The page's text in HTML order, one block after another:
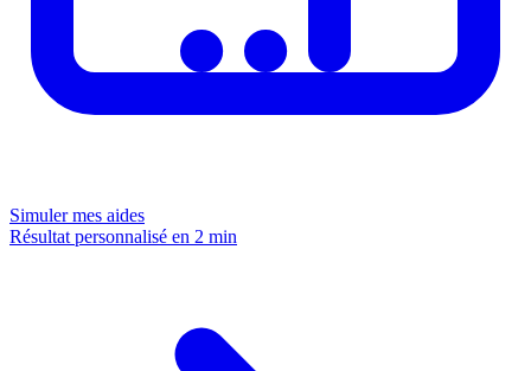
Simuler mes aides
Résultat personnalisé en 2 min